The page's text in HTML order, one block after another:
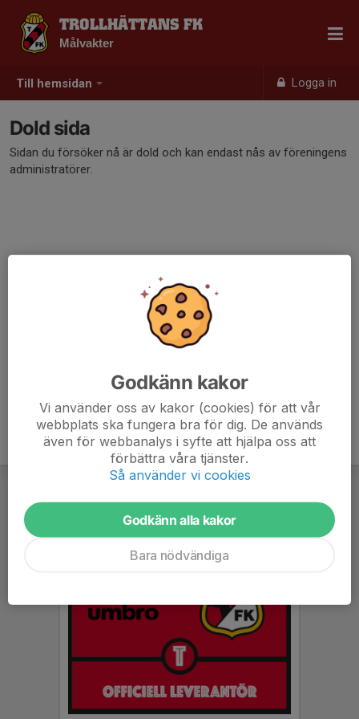
Till hemsidan Logga in
TROLLHÄTTANS FK
Målvakter
Dold sida
Sidan du försöker nå är dold och kan endast nås av föreningens
administratörer.
Godkänn kakor
Vi använder oss av kakor (cookies) för att vår
webbplats ska fungera bra för dig. De används
även för webbanalys i syfte att hjälpa oss att
förbättra våra tjänster.
Så använder vi cookies
Godkänn alla kakor
Bara nödvändiga